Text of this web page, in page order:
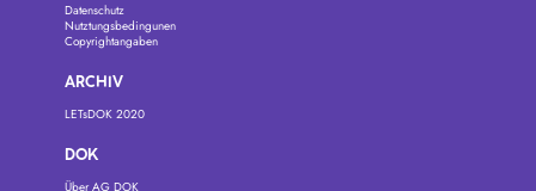
Datenschutz
Nutztungsbedingunen
Copyrightangaben
ARCHIV
LETsDOK 2020
DOK
Über AG DOK